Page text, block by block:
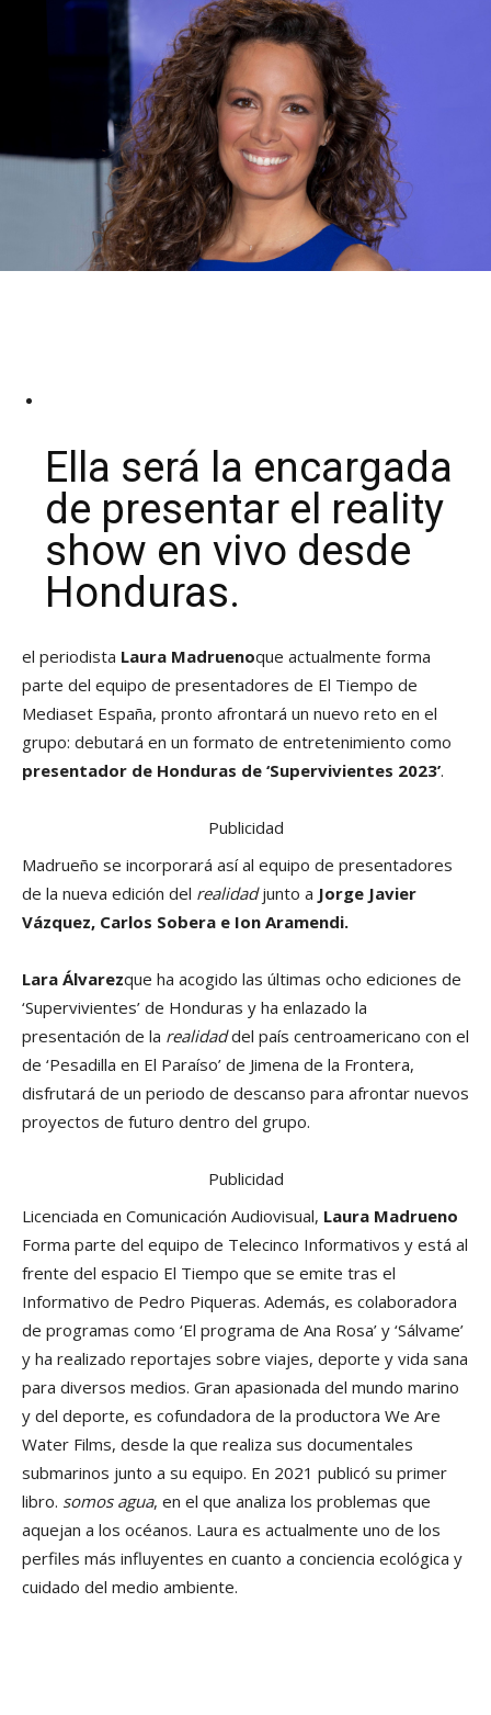
Ella será la encargada
de presentar el reality
show en vivo desde
Honduras.
el periodista Laura Madruenoque actualmente forma
parte del equipo de presentadores de El Tiempo de
Mediaset España, pronto afrontará un nuevo reto en el
grupo: debutará en un formato de entretenimiento como
presentador de Honduras de ‘Supervivientes 2023’.
Publicidad
Madrueño se incorporará así al equipo de presentadores
de la nueva edición del realidadjunto a Jorge Javier
Vázquez, Carlos Sobera e Ion Aramendi.
Lara Álvarezque ha acogido las últimas ocho ediciones de
‘Supervivientes’ de Honduras y ha enlazado la
presentación de la realidaddel país centroamericano con el
de ‘Pesadilla en El Paraíso’ de Jimena de la Frontera,
disfrutará de un periodo de descanso para afrontar nuevos
proyectos de futuro dentro del grupo.
Publicidad
Licenciada en Comunicación Audiovisual, Laura Madrueno
Forma parte del equipo de Telecinco Informativos y está al
frente del espacio El Tiempo que se emite tras el
Informativo de Pedro Piqueras. Además, es colaboradora
de programas como ‘El programa de Ana Rosa’ y ‘Sálvame’
y ha realizado reportajes sobre viajes, deporte y vida sana
para diversos medios. Gran apasionada del mundo marino
y del deporte, es cofundadora de la productora We Are
Water Films, desde la que realiza sus documentales
submarinos junto a su equipo. En 2021 publicó su primer
libro. somos agua, en el que analiza los problemas que
aquejan a los océanos. Laura es actualmente uno de los
perfiles más influyentes en cuanto a conciencia ecológica y
cuidado del medio ambiente.